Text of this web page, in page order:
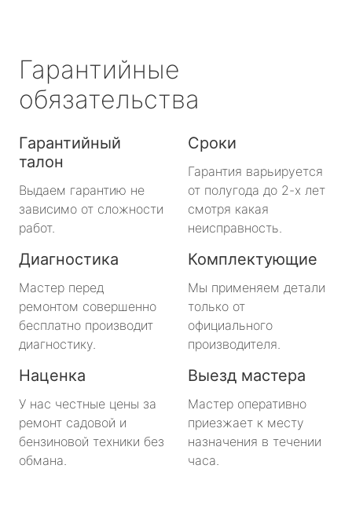
Гарантийные
обязательства
Гарантийный
талон
Выдаем гарантию не
зависимо от сложности
работ.
Сроки
Гарантия варьируется
от полугода до 2-х лет
смотря какая
неисправность.
Диагностика
Мастер перед
ремонтом совершенно
бесплатно производит
диагностику.
Комплектующие
Мы применяем детали
только от
официального
производителя.
Наценка
У нас честные цены за
ремонт садовой и
бензиновой техники без
обмана.
Выезд мастера
Мастер оперативно
приезжает к месту
назначения в течении
часа.